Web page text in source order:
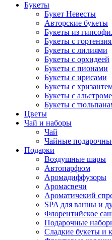
Букеты
Букет Невесты
Авторские букеты
Букеты из
Букеты с
Букеты с лилиями
Букеты с орхидеей
Букеты с пионами
Букеты с ирисами
Букеты с
Букеты с
Букеты с
Цветы
Чай и наборы
Чай
Чайные
Подарки
Воздушные шары
Автопарфюм
Аромадиффузоры
Аромасвечи
Ароматичекий
SPA для ванны и
Флорентийское
Подарочные
Сладкие букеты и